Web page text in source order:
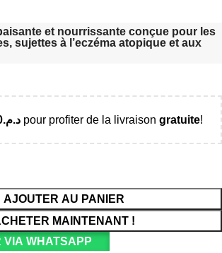
et nourrissante conçue pour les
sujettes à l’eczéma atopique et aux
د.م. pour profiter de la livraison gratuite!
AJOUTER AU PANIER
MAINTENANT !
VIA WHATSAPP